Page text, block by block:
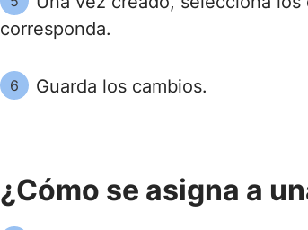
corresponda.
6 Guarda los cambios.
¿Cómo se asigna a